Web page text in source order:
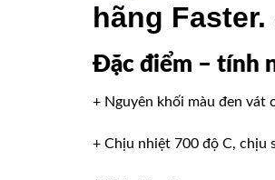
hãng
Đặc điểm – tính
+ Nguyên khối màu đen vát
+ Chịu nhiệt 700 độ C, chịu